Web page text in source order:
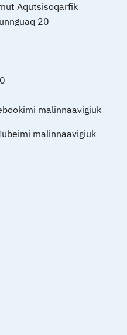
Aqutsisoqarfik
20
malinnaavigiuk
malinnaavigiuk